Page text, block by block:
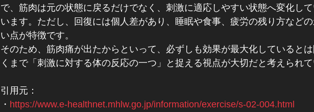
で、筋肉は元の状態に戻るだけでなく、刺激に適応しやすい状態へ変化し
います。ただし、回復には個人差があり、睡眠や食事、疲労の残り方など
い点が特徴です。
そのため、筋肉痛が出たからといって、必ずしも効果が最大化していると
くまで「刺激に対する体の反応の一つ」と捉える視点が大切だと考えられ
引用元：
・ https://www.e-healthnet.mhlw.go.jp/information/exercise/s-02-004.html